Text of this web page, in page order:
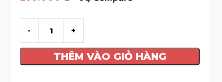
THÊM VÀO GIỎ HÀNG